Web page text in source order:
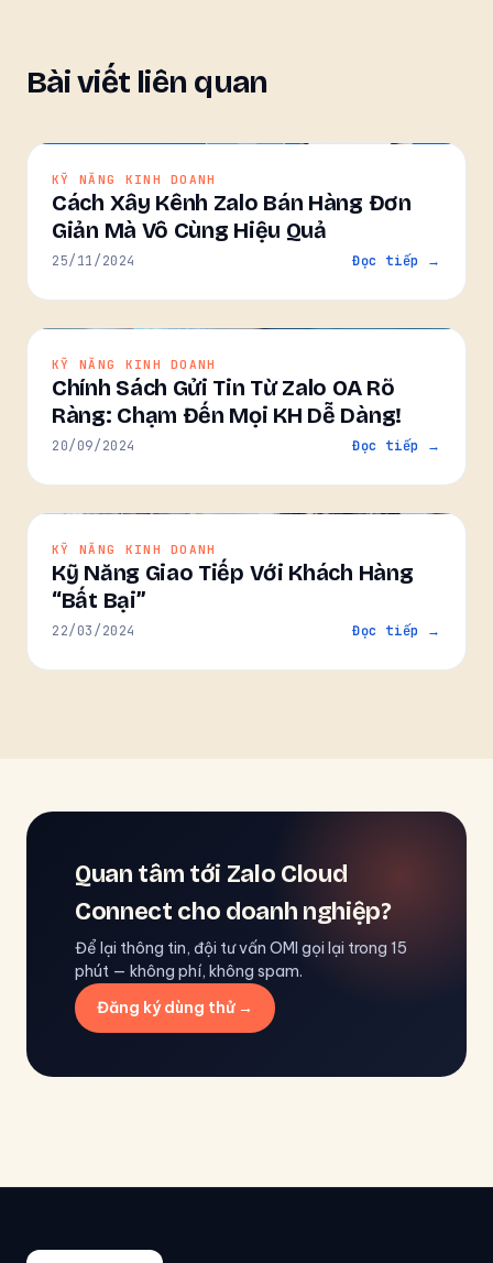
Bài viết liên quan
KỸ NĂNG KINH DOANH
Cách Xây Kênh Zalo Bán Hàng Đơn
Giản Mà Vô Cùng Hiệu Quả
25/11/2024 Đọc tiếp →
KỸ NĂNG KINH DOANH
Chính Sách Gửi Tin Từ Zalo OA Rõ
Ràng: Chạm Đến Mọi KH Dễ Dàng!
20/09/2024 Đọc tiếp →
KỸ NĂNG KINH DOANH
Kỹ Năng Giao Tiếp Với Khách Hàng
“Bất Bại”
22/03/2024 Đọc tiếp →
Quan tâm tới Zalo Cloud
Connect cho doanh nghiệp?
Để lại thông tin, đội tư vấn OMI gọi lại trong 15
phút — không phí, không spam.
Đăng ký dùng thử →